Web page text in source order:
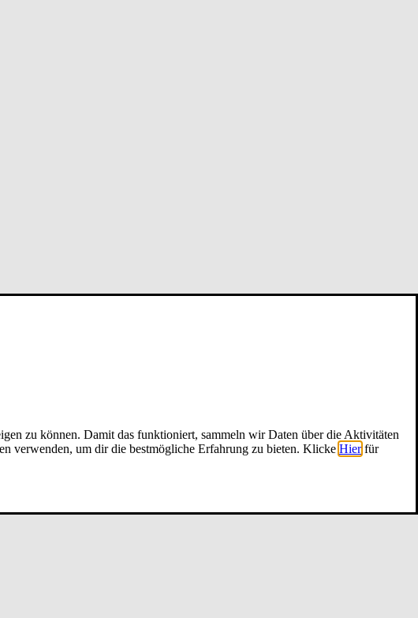
zu können. Damit das funktioniert, sammeln wir Daten über die Aktivitäten
verwenden, um dir die bestmögliche Erfahrung zu bieten. Klicke Hier für
2026